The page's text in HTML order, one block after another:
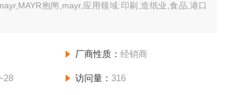
抱闸,mayr,应用领域:印刷,造纸业,食品,港口
厂商性质： 经销商
28 访问量： 316